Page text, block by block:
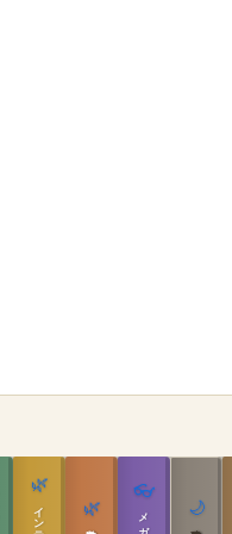
🌿
🌿
敷地設計の教科書
👓
🌙
建築思想の教科書